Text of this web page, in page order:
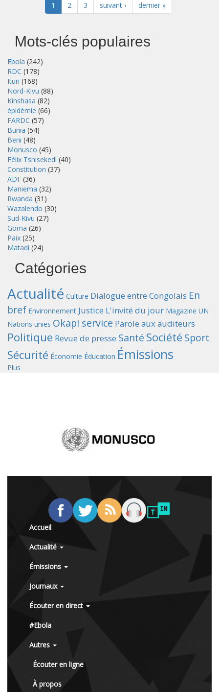
1 2 3 suivant › dernier »
Mots-clés populaires
Ebola (242)
RDC (178)
Ituri (168)
Nord-Kivu (88)
Kinshasa (82)
épidémie (66)
FARDC (57)
Bunia (54)
Beni (48)
Monusco (45)
Félix Tshisekedi (40)
Constitution (37)
ADF (36)
Maniema (32)
Rwanda (31)
Wazalendo (30)
Sud-Kivu (27)
Goma (26)
Paix (25)
Matadi (24)
Catégories
Actualité Culture Dialogue entre Congolais En
bref Environnement Justice L'invité du jour Magazine UN
Nations unies Okapi service Parole aux auditeurs
Politique Revue de presse Santé Société Sport
Sécurité Économie Éducation Émissions
Plus
Accueil
Actualité
Émissions
Journaux
Écouter en direct
#Ebola
Autres
Écouter en ligne
À propos